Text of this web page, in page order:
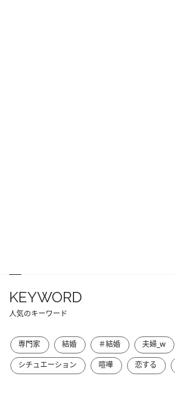
KEYWORD
人気のキーワード
専門家 結婚 ＃結婚 夫婦_w
シチュエーション
喧嘩 恋する